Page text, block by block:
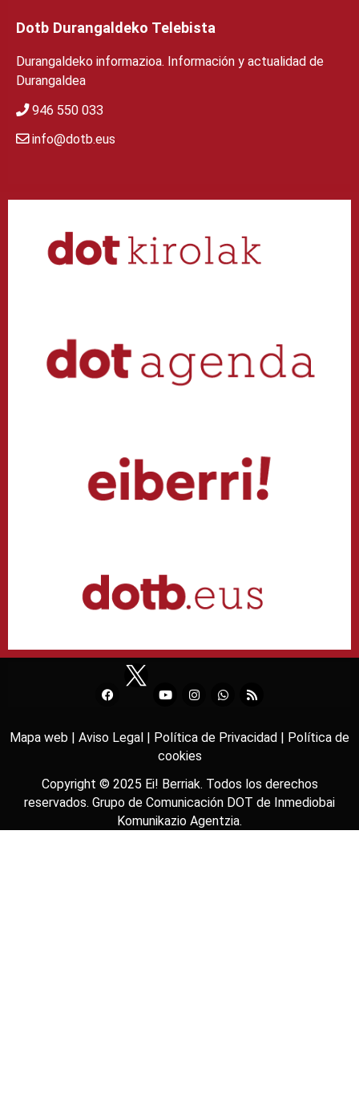
Dotb Durangaldeko Telebista
Durangaldeko informazioa. Información y actualidad de
Durangaldea
946 550 033
info@dotb.eus
Mapa web | Aviso Legal | Política de Privacidad |
Política de
cookies
Copyright © 2025 Ei! Berriak. Todos los derechos
reservados. Grupo de Comunicación DOT de Inmediobai
Komunikazio Agentzia.